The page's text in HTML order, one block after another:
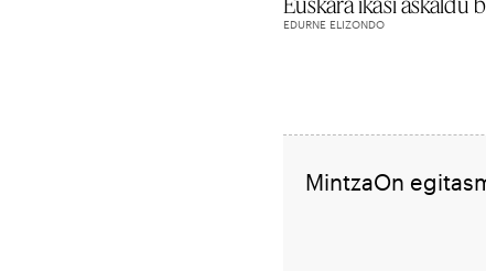
EDURNE ELIZONDO
MintzaOn